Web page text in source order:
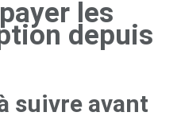
les
depuis
suivre avant